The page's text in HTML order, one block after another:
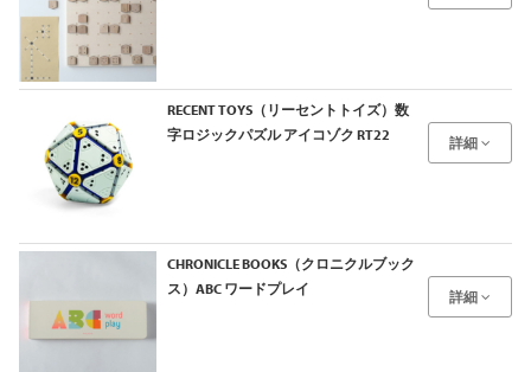
RECENT TOYS（リーセントトイズ）数
字ロジックパズル アイコゾク RT22
詳細
CHRONICLE BOOKS（クロニクルブック
ス）ABC ワードプレイ
詳細